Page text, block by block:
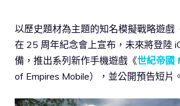
以歷史題材為主題的知名模擬戰略遊戲
在 25 周年紀念會上宣布，未來將登陸
備，推出系列新作手機遊戲《世紀帝國
of Empires Mobile），並公開預告短片。